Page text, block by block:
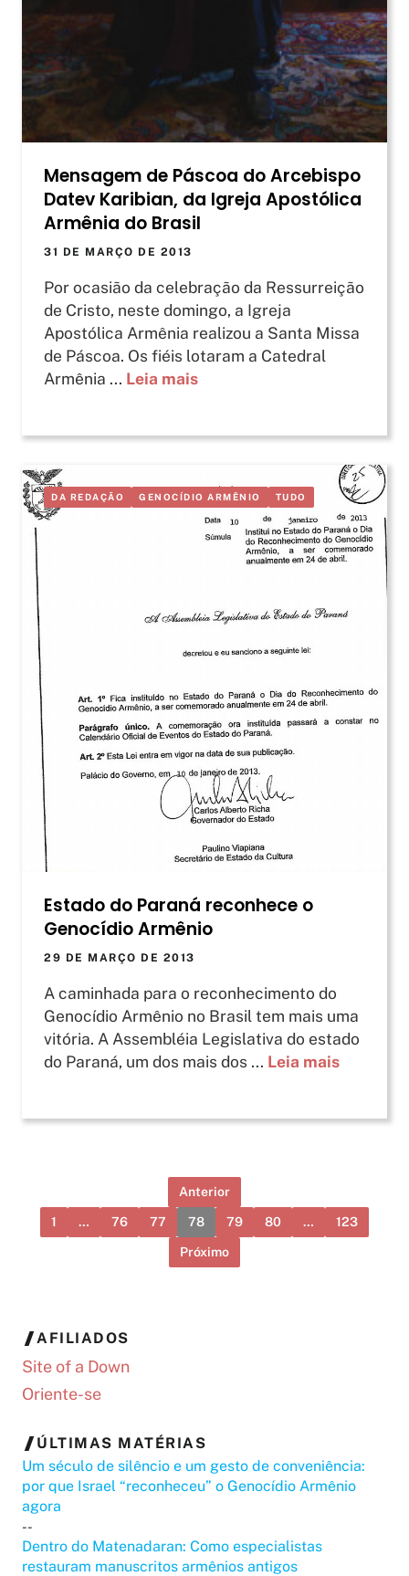
Mensagem de Páscoa do Arcebispo
Datev Karibian, da Igreja Apostólica
Armênia do Brasil
31 DE MARÇO DE 2013
Por ocasião da celebração da Ressurreição
de Cristo, neste domingo, a Igreja
Apostólica Armênia realizou a Santa Missa
de Páscoa. Os fiéis lotaram a Catedral
Armênia ... Leia mais
DA REDAÇÃO GENOCÍDIO ARMÊNIO TUDO
Estado do Paraná reconhece o
Genocídio Armênio
29 DE MARÇO DE 2013
A caminhada para o reconhecimento do
Genocídio Armênio no Brasil tem mais uma
vitória. A Assembléia Legislativa do estado
do Paraná, um dos mais dos ... Leia mais
Anterior
1 … 76 77 78 79 80 … 123
Próximo
AFILIADOS
Site of a Down
Oriente-se
ÚLTIMAS MATÉRIAS
Um século de silêncio e um gesto de conveniência:
por que Israel “reconheceu” o Genocídio Armênio
agora
--
Dentro do Matenadaran: Como especialistas
restauram manuscritos armênios antigos